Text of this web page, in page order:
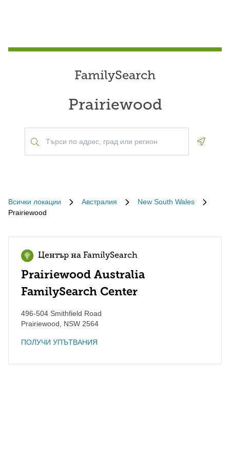
FamilySearch
Prairiewood
Всички локации Австралия
New South Wales
Prairiewood
Център на FamilySearch
Prairiewood Australia
FamilySearch Center
496-504 Smithfield Road
Prairiewood
NSW 2564
ПОЛУЧИ УПЪТВАНИЯ